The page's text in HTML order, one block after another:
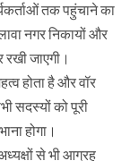
तक पहुंचाने का
नगर निकायों और
जाएगी।
होता है और वॉर
सदस्यों को पूरी
होगा।
से भी आग्रह